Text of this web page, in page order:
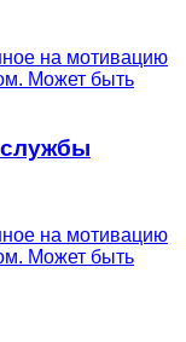
на мотивацию
Может быть
на мотивацию
Может быть